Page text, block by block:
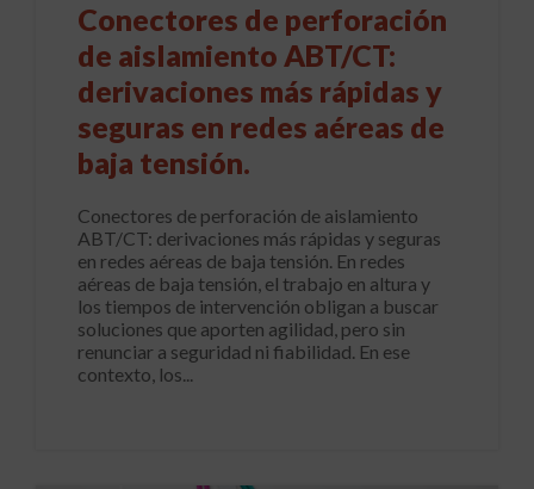
Conectores de perforación
de aislamiento ABT/CT:
derivaciones más rápidas y
seguras en redes aéreas de
baja tensión.
Conectores de perforación de aislamiento
ABT/CT: derivaciones más rápidas y seguras
en redes aéreas de baja tensión. En redes
aéreas de baja tensión, el trabajo en altura y
los tiempos de intervención obligan a buscar
soluciones que aporten agilidad, pero sin
renunciar a seguridad ni fiabilidad. En ese
contexto, los...